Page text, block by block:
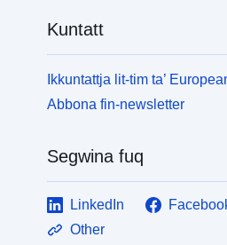
Kuntatt
Ikkuntattja lit-tim ta’
Abbona fin-newsletter
Segwina fuq
LinkedIn
Other